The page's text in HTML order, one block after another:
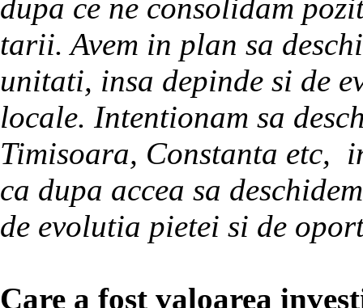
dupa ce ne consolidam
tarii. Avem in plan sa
unitati, insa depinde si de
locale. Intentionam sa
Timisoara, Constanta etc,
ca dupa accea sa
de evolutia pietei si de
Care a fost valoarea